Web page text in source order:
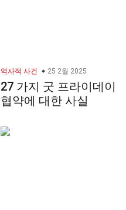
역사적 사건 25 2월 2025
27 가지 굿 프라이데이
협약에 대한 사실